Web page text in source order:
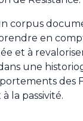
corpus
en
et à
une
des
la passivité.